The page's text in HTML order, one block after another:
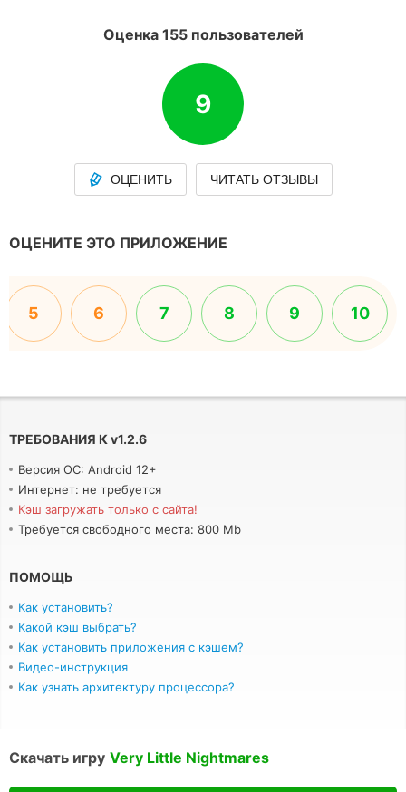
Оценка 155 пользователей
9
ОЦЕНИТЬ ЧИТАТЬ ОТЗЫВЫ
ОЦЕНИТЕ ЭТО ПРИЛОЖЕНИЕ
5 6 7 8 9 10
ТРЕБОВАНИЯ К v1.2.6
Версия ОС: Android 12+
Интернет: не требуется
Кэш загружать только с сайта!
Требуется свободного места: 800 Mb
ПОМОЩЬ
Как установить?
Какой кэш выбрать?
Как установить приложения с кэшем?
Видео-инструкция
Как узнать архитектуру процессора?
Скачать игру Very Little Nightmares